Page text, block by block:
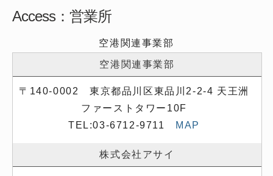
Access：営業所
空港関連事業部
空港関連事業部
〒140-0002 東京都品川区東品川2-2-4 天王洲
ファーストタワー10F
TEL:03-6712-9711
MAP
株式会社アサイ